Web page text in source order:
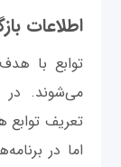
اطلاعات
توابع با
می‌شوند. در
تعریف توابع
اما در